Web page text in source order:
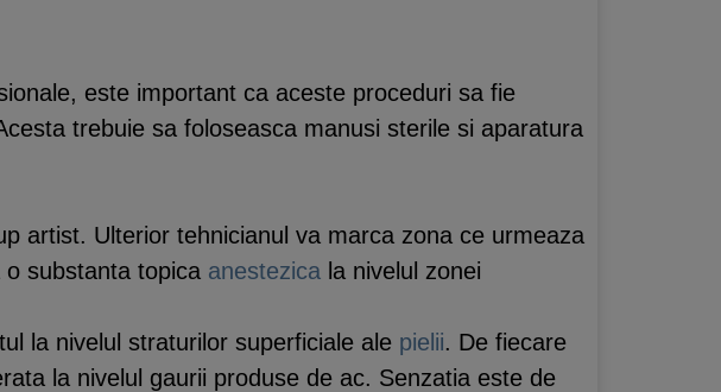
este important ca aceste proceduri sa fie
trebuie sa foloseasca manusi sterile si aparatura
artist. Ulterior tehnicianul va marca zona ce urmeaza
substanta topica anestezica la nivelul zonei
la nivelul straturilor superficiale ale pielii. De fiecare
la nivelul gaurii produse de ac. Senzatia este de